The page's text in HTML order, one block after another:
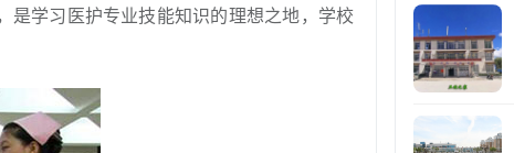
是学习医护专业技能知识的理想之地，学校